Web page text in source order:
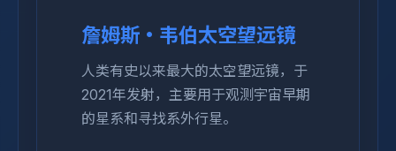
詹姆斯·韦伯太空望远镜
人类有史以来最大的太空望远镜，于
2021年发射，主要用于观测宇宙早期
的星系和寻找系外行星。